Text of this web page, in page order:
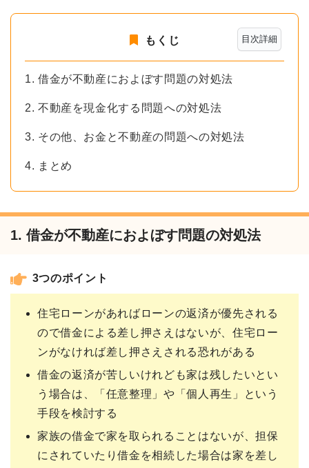
目次詳細
もくじ
1. 借金が不動産におよぼす問題の対処法
2. 不動産を現金化する問題への対処法
3. その他、お金と不動産の問題への対処法
4. まとめ
1. 借金が不動産におよぼす問題の対処法
3つのポイント
住宅ローンがあればローンの返済が優先される
ので借金による差し押さえはないが、住宅ロー
ンがなければ差し押さえされる恐れがある
借金の返済が苦しいけれども家は残したいとい
う場合は、「任意整理」や「個人再生」という
手段を検討する
家族の借金で家を取られることはないが、担保
にされていたり借金を相続した場合は家を差し